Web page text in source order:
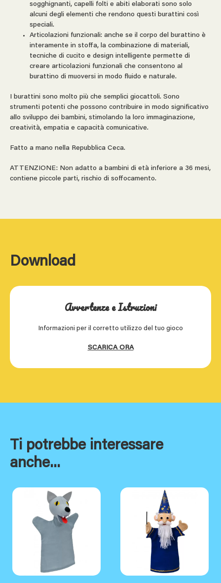
sogghignanti, capelli folti e abiti elaborati sono solo
alcuni degli elementi che rendono questi burattini così
speciali.
Articolazioni funzionali: anche se il corpo del burattino è
interamente in stoffa, la combinazione di materiali,
tecniche di cucito e design intelligente permette di
creare articolazioni funzionali che consentono al
burattino di muoversi in modo fluido e naturale.
I burattini sono molto più che semplici giocattoli. Sono
strumenti potenti che possono contribuire in modo significativo
allo sviluppo dei bambini, stimolando la loro immaginazione,
creatività, empatia e capacità comunicative.
Fatto a mano nella Repubblica Ceca.
ATTENZIONE: Non adatto a bambini di età inferiore a 36 mesi,
contiene piccole parti, rischio di soffocamento.
Download
Avvertenze e Istruzioni
Informazioni per il corretto utilizzo del tuo gioco
SCARICA ORA
Ti potrebbe interessare
anche...